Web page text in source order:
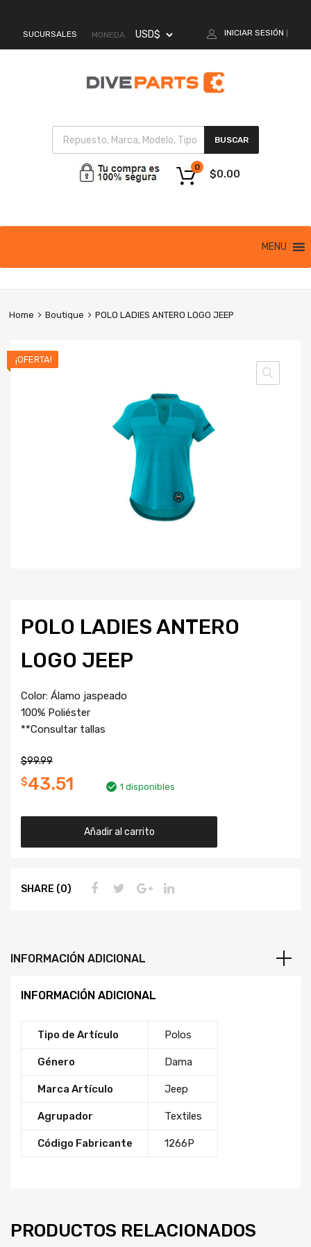
SUCURSALES MONEDA INICIAR SESIÓN
BUSCAR
$0.00
0
MENU
Home Boutique POLO LADIES ANTERO LOGO JEEP
¡OFERTA!
POLO LADIES ANTERO
LOGO JEEP
Color: Álamo jaspeado
100% Poliéster
**Consultar tallas
$99.99
$43.51 1 disponibles
Añadir al carrito
SHARE (0)
INFORMACIÓN ADICIONAL
INFORMACIÓN ADICIONAL
Tipo de Artículo Polos
Género Dama
Marca Artículo Jeep
Agrupador Textiles
Código Fabricante 1266P
PRODUCTOS RELACIONADOS